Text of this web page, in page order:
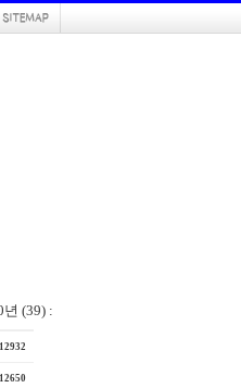
년 (39) :
12932
12650